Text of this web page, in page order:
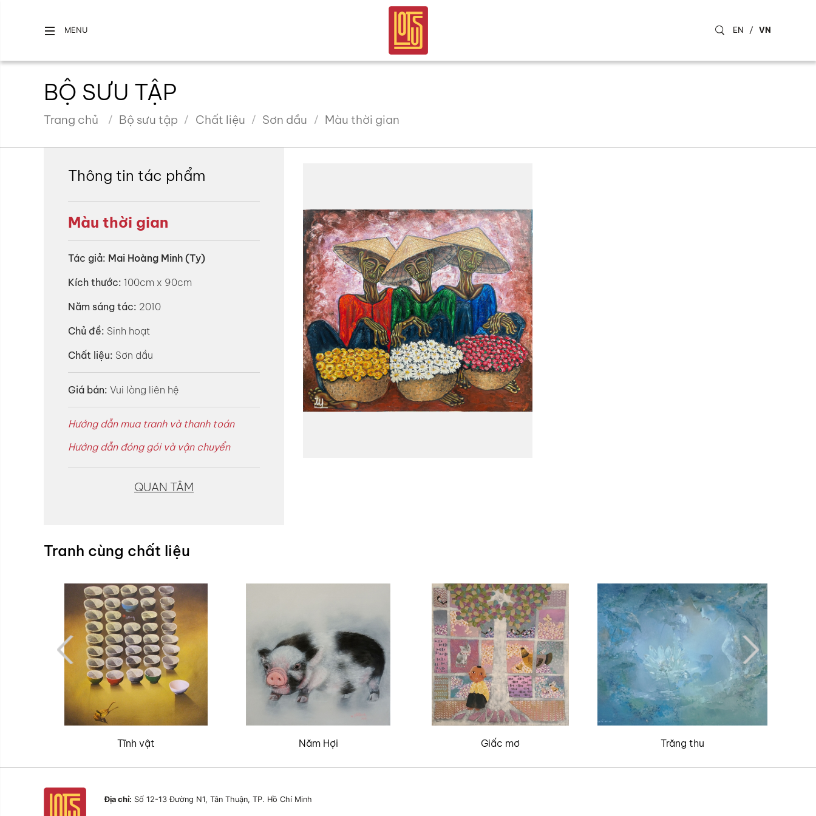
MENU EN / VN
BỘ SƯU TẬP
Trang chủ Bộ sưu tập Chất liệu Sơn dầu Màu thời gian
Thông tin tác phẩm
Màu thời gian
Tác giả: Mai Hoàng Minh (Ty)
Kích thước: 100cm x 90cm
Năm sáng tác: 2010
Chủ đề: Sinh hoạt
Chất liệu: Sơn dầu
Giá bán: Vui lòng liên hệ
Hướng dẫn mua tranh và thanh toán
Hướng dẫn đóng gói và vận chuyển
QUAN TÂM
Tranh cùng chất liệu
Tĩnh vật Năm Hợi Giấc mơ Trăng thu
Địa chỉ: Số 12-13 Đường N1, Tân Thuận, TP. Hồ Chí Minh